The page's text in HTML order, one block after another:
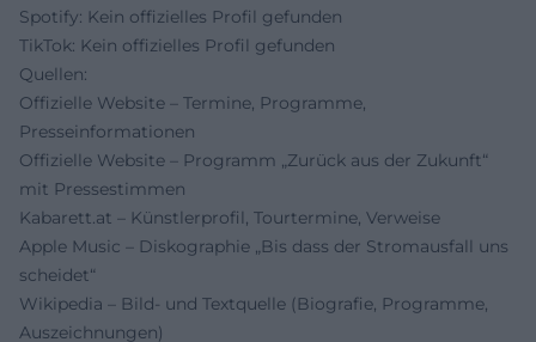
Spotify: Kein offizielles Profil gefunden
TikTok: Kein offizielles Profil gefunden
Quellen:
Offizielle Website – Termine, Programme,
Presseinformationen
Offizielle Website – Programm „Zurück aus der Zukunft“
mit Pressestimmen
Kabarett.at – Künstlerprofil, Tourtermine, Verweise
Apple Music – Diskographie „Bis dass der Stromausfall uns
scheidet“
Wikipedia – Bild- und Textquelle (Biografie, Programme,
Auszeichnungen)